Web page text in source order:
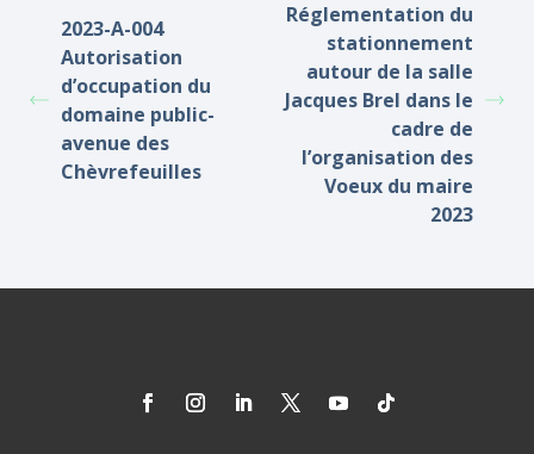
2023-A-004
Autorisation
d’occupation du
domaine public-
avenue des
Chèvrefeuilles
Réglementation du
stationnement
autour de la salle
Jacques Brel dans le
cadre de
l’organisation des
Voeux du maire
2023